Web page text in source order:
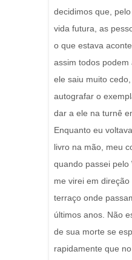
decidimos que,
vida futura, as
o que estava
assim todos podem
ele saiu muito
autografar o
dar a ele na turnê
Enquanto eu
livro na mão, meu
quando passei pelo
me virei em
terraço onde
últimos anos. Não
de sua morte se
rapidamente que